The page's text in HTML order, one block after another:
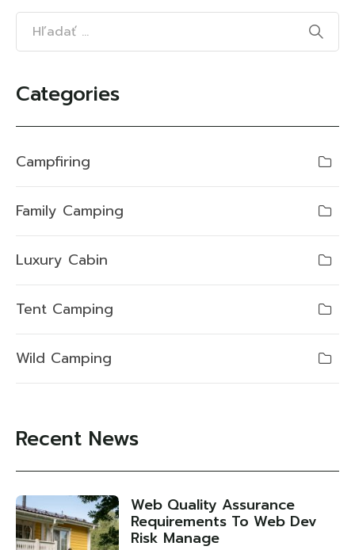
Categories
Campfiring
Family Camping
Luxury Cabin
Tent Camping
Wild Camping
Recent News
Web Quality Assurance
Requirements To Web Dev
Risk Manage